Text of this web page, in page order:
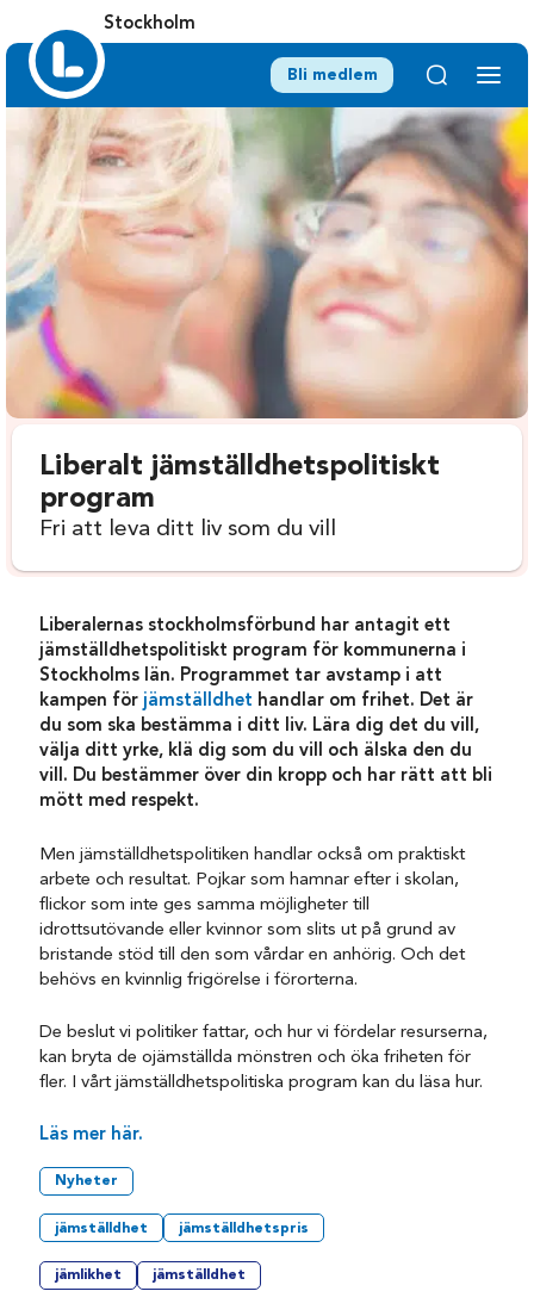
Stockholm
Bli medlem
Liberalt jämställdhetspolitiskt
program
Fri att leva ditt liv som du vill
Liberalernas stockholmsförbund har antagit ett
jämställdhetspolitiskt program för kommunerna i
Stockholms län. Programmet tar avstamp i att
kampen för jämställdhet handlar om frihet. Det är
du som ska bestämma i ditt liv. Lära dig det du vill,
välja ditt yrke, klä dig som du vill och älska den du
vill. Du bestämmer över din kropp och har rätt att bli
mött med respekt.
Men jämställdhetspolitiken handlar också om praktiskt
arbete och resultat. Pojkar som hamnar efter i skolan,
flickor som inte ges samma möjligheter till
idrottsutövande eller kvinnor som slits ut på grund av
bristande stöd till den som vårdar en anhörig. Och det
behövs en kvinnlig frigörelse i förorterna.
De beslut vi politiker fattar, och hur vi fördelar resurserna,
kan bryta de ojämställda mönstren och öka friheten för
fler. I vårt jämställdhetspolitiska program kan du läsa hur.
Läs mer här.
Nyheter
jämställdhet jämställdhetspris
jämlikhet jämställdhet